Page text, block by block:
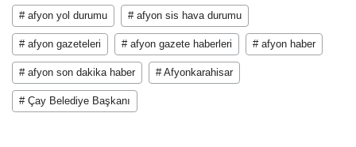
# afyon yol durumu # afyon sis hava durumu
# afyon gazeteleri # afyon gazete haberleri # afyon haber
# afyon son dakika haber # Afyonkarahisar
# Çay Belediye Başkanı